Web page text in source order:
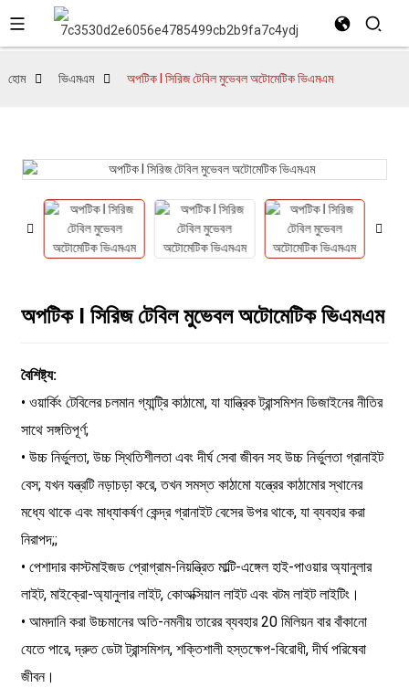
হোম ভিএমএম অপটিক I সিরিজ টেবিল মুভেবল অটোমেটিক ভিএমএম
অপটিক I সিরিজ টেবিল মুভেবল অটোমেটিক ভিএমএম
বৈশিষ্ট্য:
• ওয়ার্কিং টেবিলের চলমান গ্যান্ট্রি কাঠামো, যা যান্ত্রিক ট্রান্সমিশন ডিজাইনের নীতির
সাথে সঙ্গতিপূর্ণ;
• উচ্চ নির্ভুলতা, উচ্চ স্থিতিশীলতা এবং দীর্ঘ সেবা জীবন সহ উচ্চ নির্ভুলতা গ্রানাইট
বেস; যখন যন্ত্রটি নড়াচড়া করে, তখন সমস্ত কাঠামো যন্ত্রের কাঠামোর স্থানের
মধ্যে থাকে এবং মাধ্যাকর্ষণ কেন্দ্র গ্রানাইট বেসের উপর থাকে, যা ব্যবহার করা
নিরাপদ;;
• পেশাদার কাস্টমাইজড প্রোগ্রাম-নিয়ন্ত্রিত মাল্টি-এঙ্গেল হাই-পাওয়ার অ্যানুলার
লাইট, মাইক্রো-অ্যানুলার লাইট, কোঅক্সিয়াল লাইট এবং বটম লাইট লাইটিং।
• আমদানি করা উচ্চমানের অতি-নমনীয় তারের ব্যবহার 20 মিলিয়ন বার বাঁকানো
যেতে পারে, দ্রুত ডেটা ট্রান্সমিশন, শক্তিশালী হস্তক্ষেপ-বিরোধী, দীর্ঘ পরিষেবা
জীবন।